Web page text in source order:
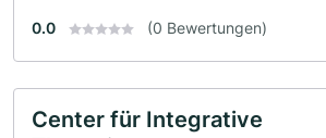
0.0 (0 Bewertungen)
Center für Integrative